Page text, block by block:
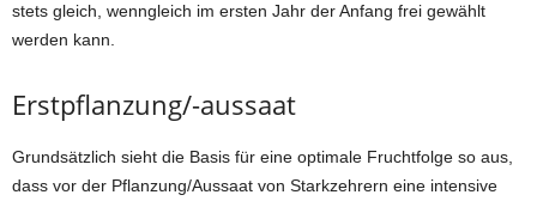
stets gleich, wenngleich im ersten Jahr der Anfang frei gewählt
werden kann.
Erstpflanzung/-aussaat
Grundsätzlich sieht die Basis für eine optimale Fruchtfolge so aus,
dass vor der Pflanzung/Aussaat von Starkzehrern eine intensive